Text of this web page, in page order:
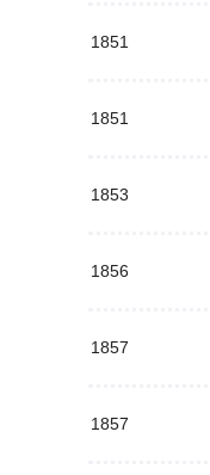
1851
1851
1853
1856
1857
1857